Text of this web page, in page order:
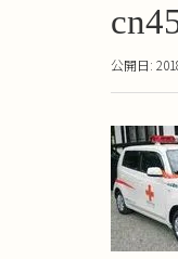
公開日: